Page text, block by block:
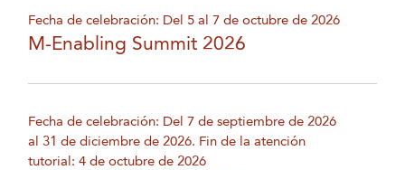
Fecha de celebración: Del 5 al 7 de octubre de 2026
M-Enabling Summit 2026
Fecha de celebración: Del 7 de septiembre de 2026
al 31 de diciembre de 2026. Fin de la atención
tutorial: 4 de octubre de 2026